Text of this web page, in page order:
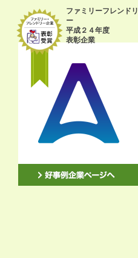
ファミリーフレンドリ
ー
平成２４年度
表彰企業